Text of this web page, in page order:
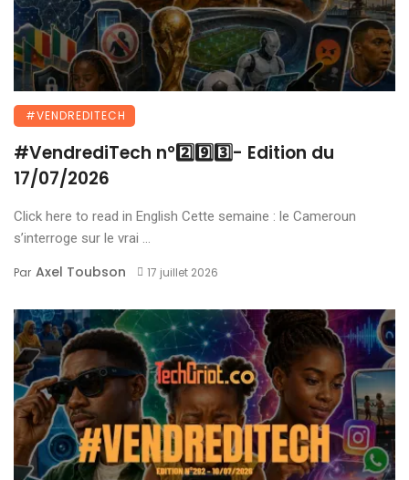
#VENDREDITECH
#VendrediTech n°2️⃣9️⃣3️⃣- Edition du
17/07/2026
Click here to read in English Cette semaine : le Cameroun
s’interroge sur le vrai ...
Par Axel Toubson 17 juillet 2026